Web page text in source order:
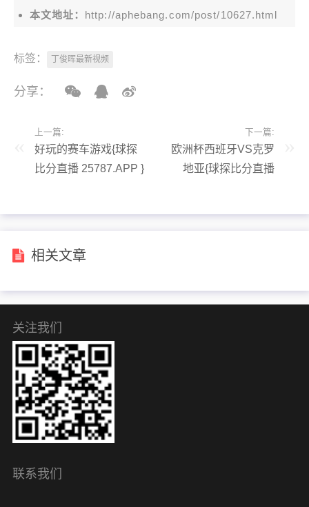
本文地址： http://aphebang.com/post/10627.html
标签： 丁俊晖最新视频
分享：
上一篇:
好玩的赛车游戏{球探
比分直播 25787.APP }
下一篇:
欧洲杯西班牙VS克罗
地亚{球探比分直播
相关文章
关注我们
联系我们